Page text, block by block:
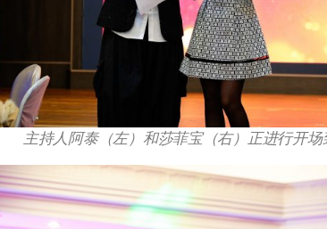
主持人阿泰（左）和莎菲宝（右）正进行开场